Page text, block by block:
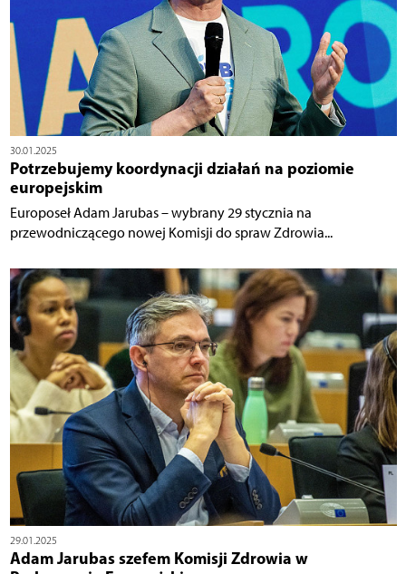
30.01.2025
Potrzebujemy koordynacji działań na poziomie
europejskim
Europoseł Adam Jarubas – wybrany 29 stycznia na
przewodniczącego nowej Komisji do spraw Zdrowia...
29.01.2025
Adam Jarubas szefem Komisji Zdrowia w